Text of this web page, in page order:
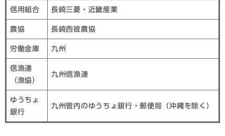
信用組合 長崎三菱・近畿産業
農協 長崎西彼農協
労働金庫 九州
信漁連
（漁協）
九州信漁連
ゆうちょ
銀行
九州管内のゆうちょ銀行・郵便局（沖縄を除く）